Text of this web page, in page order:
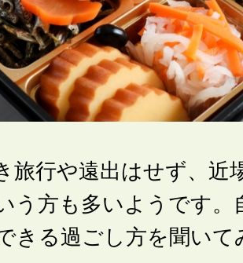
旅行や遠出はせず、近
う方も多いようです。
きる過ごし方を聞いて